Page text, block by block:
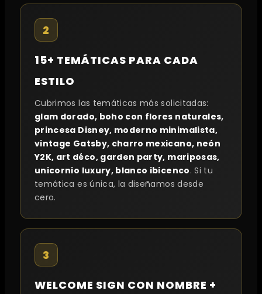
2
15+ TEMÁTICAS PARA CADA
ESTILO
Cubrimos las temáticas más solicitadas:
glam dorado, boho con flores naturales,
princesa Disney, moderno minimalista,
vintage Gatsby, charro mexicano, neón
Y2K, art déco, garden party, mariposas,
unicornio luxury, blanco ibicenco. Si tu
temática es única, la diseñamos desde
cero.
3
WELCOME SIGN CON NOMBRE +